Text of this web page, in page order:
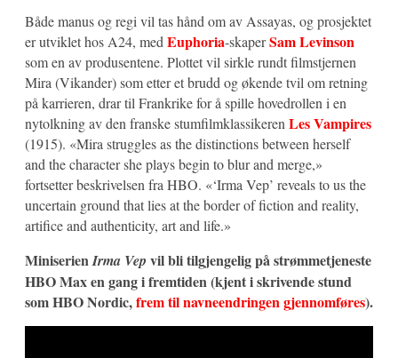
Både manus og regi vil tas hånd om av Assayas, og prosjektet
er utviklet hos A24, med Euphoria-skaperSam Levinson
som en av produsentene. Plottet vil sirkle rundt filmstjernen
Mira (Vikander) som etter et brudd og økende tvil om retning
på karrieren, drar til Frankrike for å spille hovedrollen i en
nytolkning av den franske stumfilmklassikeren Les Vampires
(1915). «Mira struggles as the distinctions between herself
and the character she plays begin to blur and merge,»
fortsetter beskrivelsen fra HBO. «‘Irma Vep’ reveals to us the
uncertain ground that lies at the border of fiction and reality,
artifice and authenticity, art and life.»
MiniserienIrma Vep vil bli tilgjengelig på strømmetjeneste
HBO Max en gang i fremtiden (kjent i skrivende stund
som HBO Nordic,frem til navneendringen gjennomføres).